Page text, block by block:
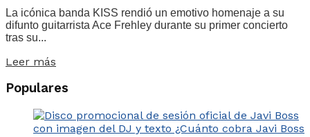
La icónica banda KISS rendió un emotivo homenaje a su
difunto guitarrista Ace Frehley durante su primer concierto
tras su...
Leer más
Populares